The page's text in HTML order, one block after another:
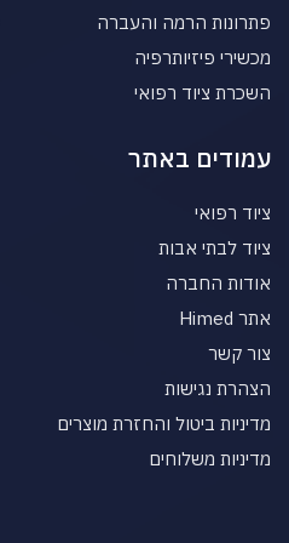
פתרונות הרמה והעברה
מכשירי פיזיותרפיה
השכרת ציוד רפואי
עמודים באתר
ציוד רפואי
ציוד לבתי אבות
אודות החברה
אתר Himed
צור קשר
הצהרת נגישות
מדיניות ביטול והחזרת מוצרים
מדיניות משלוחים